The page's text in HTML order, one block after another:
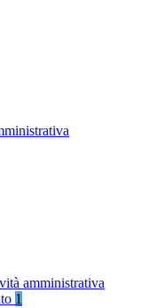
amministrativa
1